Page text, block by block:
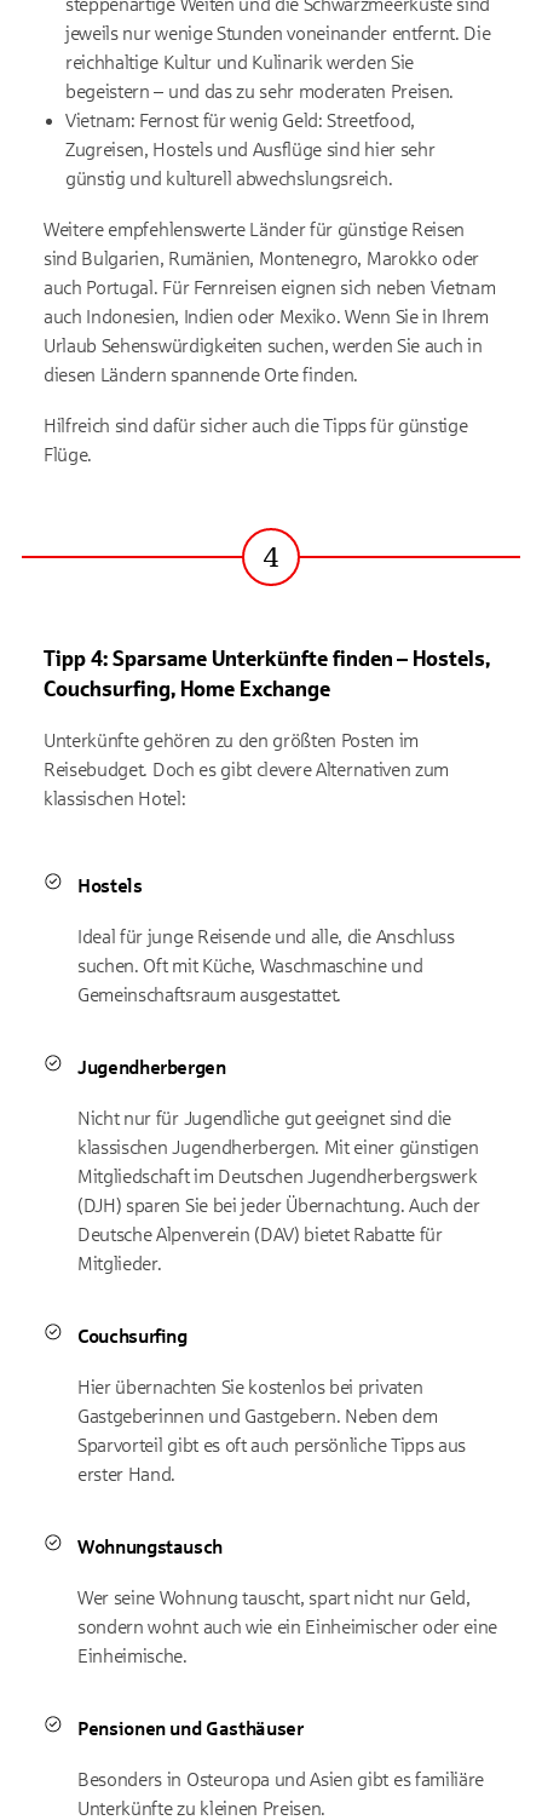
steppenartige Weiten und die Schwarzmeerküste sind
jeweils nur wenige Stunden voneinander entfernt. Die
reichhaltige Kultur und Kulinarik werden Sie
begeistern – und das zu sehr moderaten Preisen.
Vietnam: Fernost für wenig Geld: Streetfood,
Zugreisen, Hostels und Ausflüge sind hier sehr
günstig und kulturell abwechslungsreich.
Weitere empfehlenswerte Länder für günstige Reisen
sind Bulgarien, Rumänien, Montenegro, Marokko oder
auch Portugal. Für Fernreisen eignen sich neben Vietnam
auch Indonesien, Indien oder Mexiko. Wenn Sie in Ihrem
Urlaub Sehenswürdigkeiten suchen, werden Sie auch in
diesen Ländern spannende Orte finden.
Hilfreich sind dafür sicher auch die Tipps für günstige
Flüge.
Schritt
4
Tipp 4: Sparsame Unterkünfte finden – Hostels,
Couchsurfing, Home Exchange
Unterkünfte gehören zu den größten Posten im
Reisebudget. Doch es gibt clevere Alternativen zum
klassischen Hotel:
Hostels
Ideal für junge Reisende und alle, die Anschluss
suchen. Oft mit Küche, Waschmaschine und
Gemeinschaftsraum ausgestattet.
Jugendherbergen
Nicht nur für Jugendliche gut geeignet sind die
klassischen Jugendherbergen. Mit einer günstigen
Mitgliedschaft im Deutschen Jugendherbergswerk
(DJH) sparen Sie bei jeder Übernachtung. Auch der
Deutsche Alpenverein (DAV) bietet Rabatte für
Mitglieder.
Couchsurfing
Hier übernachten Sie kostenlos bei privaten
Gastgeberinnen und Gastgebern. Neben dem
Sparvorteil gibt es oft auch persönliche Tipps aus
erster Hand.
Wohnungstausch
Wer seine Wohnung tauscht, spart nicht nur Geld,
sondern wohnt auch wie ein Einheimischer oder eine
Einheimische.
Pensionen und Gasthäuser
Besonders in Osteuropa und Asien gibt es familiäre
Unterkünfte zu kleinen Preisen.